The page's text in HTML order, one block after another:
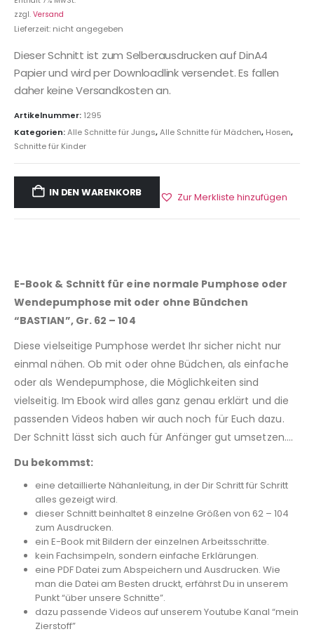
zzgl. Versand
Lieferzeit: nicht angegeben
Dieser Schnitt ist zum Selberausdrucken auf DinA4
Papier und wird per Downloadlink versendet. Es fallen
daher keine Versandkosten an.
Artikelnummer: 1295
Kategorien:Alle Schnitte für Jungs,Alle Schnitte für Mädchen, Hosen,
Schnitte für Kinder
IN DEN WARENKORB Zur Merkliste hinzufügen
E-Book & Schnitt für eine normale Pumphose oder
Wendepumphose mit oder ohne Bündchen
“BASTIAN”, Gr. 62 – 104
Diese vielseitige Pumphose werdet Ihr sicher nicht nur
einmal nähen. Ob mit oder ohne Büdchen, als einfache
oder als Wendepumphose, die Möglichkeiten sind
vielseitig. Im Ebook wird alles ganz genau erklärt und die
passenden Videos haben wir auch noch für Euch dazu.
Der Schnitt lässt sich auch für Anfänger gut umsetzen….
Du bekommst:
eine detaillierte Nähanleitung, in der Dir Schritt für Schritt
alles gezeigt wird.
dieser Schnitt beinhaltet 8 einzelne Größen von 62 – 104
zum Ausdrucken.
ein E-Book mit Bildern der einzelnen Arbeitsschritte.
kein Fachsimpeln, sondern einfache Erklärungen.
eine PDF Datei zum Abspeichern und Ausdrucken. Wie
man die Datei am Besten druckt, erfährst Du in unserem
Punkt “über unsere Schnitte”.
dazu passende Videos auf unserem Youtube Kanal “mein
Zierstoff”